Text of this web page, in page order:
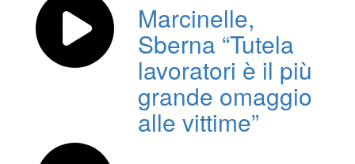
Marcinelle,
Sberna “Tutela
lavoratori è il più
grande omaggio
alle vittime”